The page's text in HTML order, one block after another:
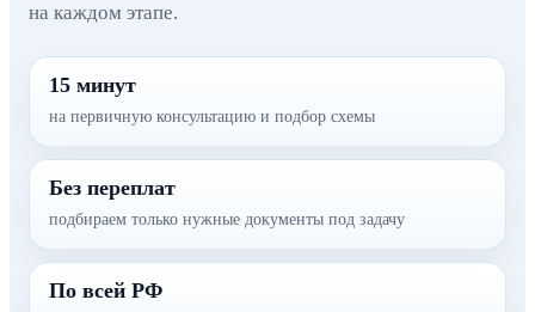
на каждом этапе.
15 минут
на первичную консультацию и подбор схемы
Без переплат
подбираем только нужные документы под задачу
По всей РФ